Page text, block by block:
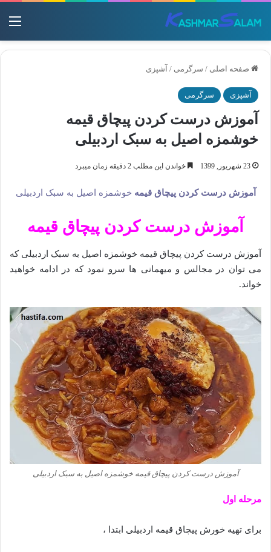
صفحه اصلی / سرگرمی / آشپزی
آشپزی سرگرمی
آموزش درست کردن پیچاق قیمه
خوشمزه اصیل به سبک اردبیلی
23 شهریور, 1399 خواندن این مطلب 2 دقیقه زمان میبرد
آموزش درست کردن پیچاق قیمه خوشمزه اصیل به سبک اردبیلی
آموزش درست کردن پیچاق قیمه
آموزش درست کردن پیچاق قیمه خوشمزه اصیل به سبک اردبیلی که
می توان در مجالس و میهمانی ها سرو نمود که در ادامه خواهید
خواند.
آموزش درست کردن پیچاق قیمه خوشمزه اصیل به سبک اردبیلی
مرحله اول
برای تهیه خورش پیچاق قیمه اردبیلی ابتدا ،